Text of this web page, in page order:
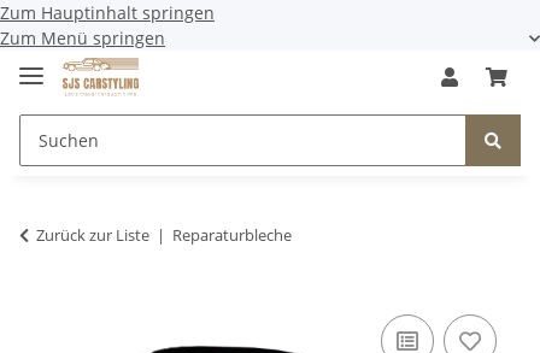
Zum Hauptinhalt springen
Zum Menü springen
Zurück zur Liste Reparaturbleche